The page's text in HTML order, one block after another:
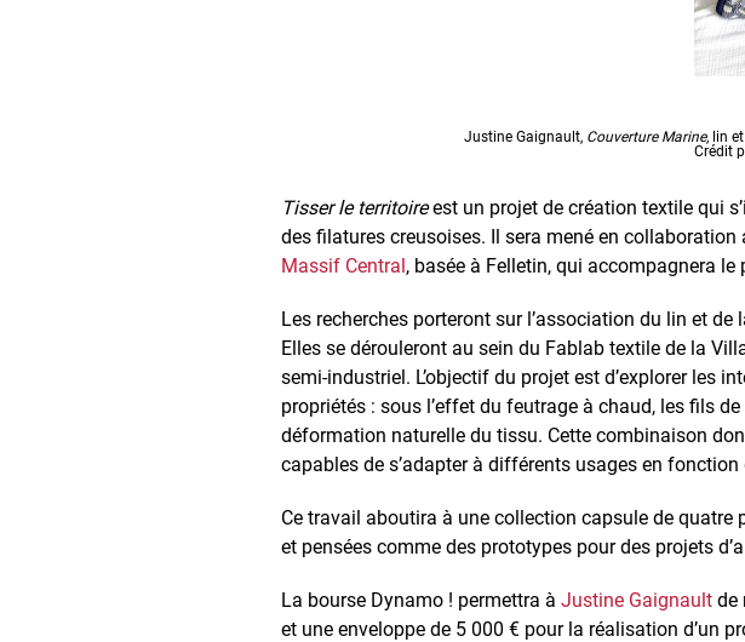
Justine Gaignault, Couverture Marine, lin
Crédit
Tisser le territoireest un projet de création textile qui
des filatures creusoises. Il sera mené en collaboration
Massif Central, basée à Felletin, qui accompagnera
Les recherches porteront sur l’association du lin et
Elles se dérouleront au sein du Fablab textile de la
semi-industriel. L’objectif du projet est d’explorer les
propriétés : sous l’effet du feutrage à chaud, les fils
déformation naturelle du tissu. Cette combinaison
capables de s’adapter à différents usages en
Ce travail aboutira à une collection capsule de
et pensées comme des prototypes pour des projets
La bourse Dynamo ! permettra à Justine Gaignault de
et une enveloppe de 5 000 € pour la réalisation d’un